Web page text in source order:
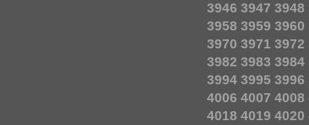
3946 3947 3948
3958 3959 3960
3970 3971 3972
3982 3983 3984
3994 3995 3996
4006 4007 4008
4018 4019 4020